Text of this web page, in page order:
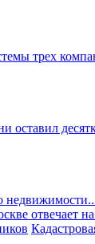
трех
оставил
отвечает